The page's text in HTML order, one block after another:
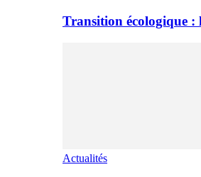
Transition écologique
Actualités